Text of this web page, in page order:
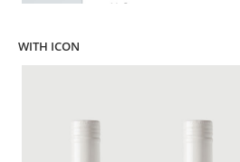
WITH ICON